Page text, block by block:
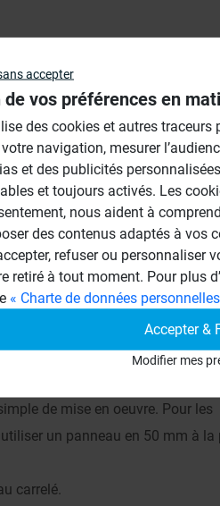
utiliser une structure métallique
directement sur la plaque wedi
structure ?
de mise en oeuvre. Pour les
un panneau en 50 mm à la
carrelé.
accepter
de vos préférences en
des cookies et autres
navigation, mesurer
et des publicités
et toujours activés. Les
nous aident à
des contenus adaptés à vos
refuser ou personnaliser
retiré à tout moment. Pour plus
« Charte de données
Accepter &
Modifier mes